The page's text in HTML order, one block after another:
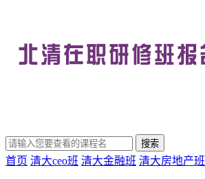
首页 清大ceo班 清大金融班 清大房地产班